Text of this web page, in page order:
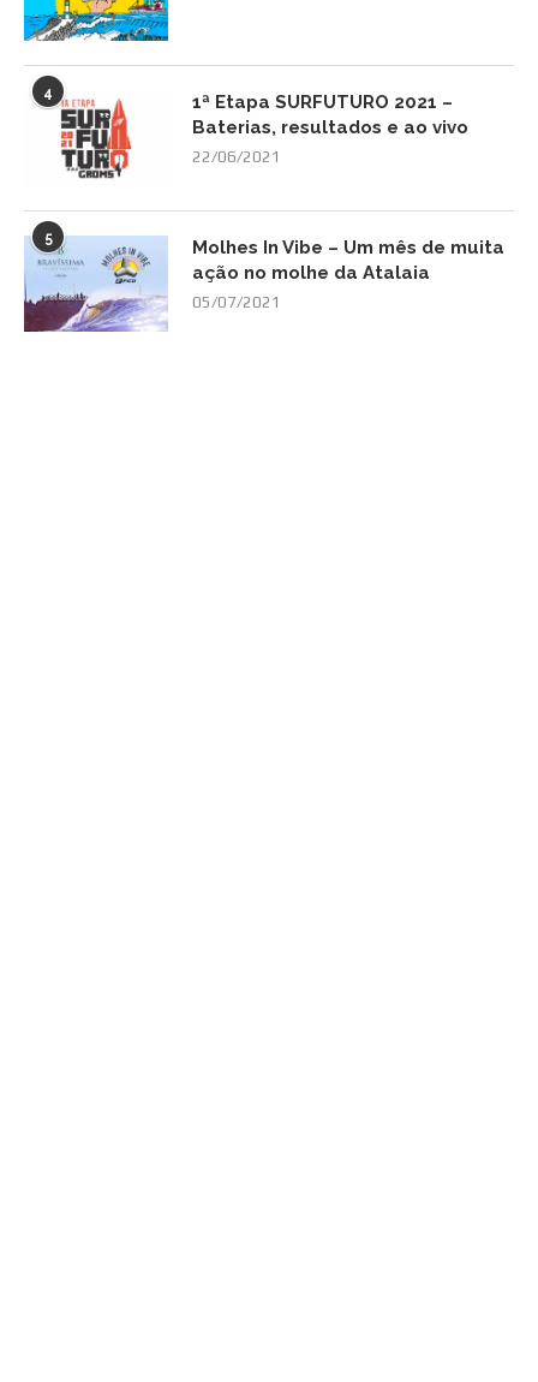
4
1ª Etapa SURFUTURO 2021 –
Baterias, resultados e ao vivo
22/06/2021
5
Molhes In Vibe – Um mês de muita
ação no molhe da Atalaia
05/07/2021